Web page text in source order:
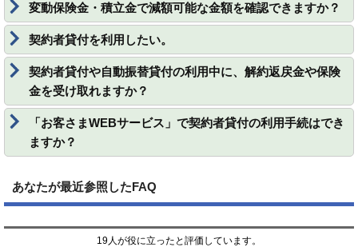
変動保険金・積立金で減額可能な金額を確認できますか？
契約者貸付を利用したい。
契約者貸付や自動振替貸付の利用中に、解約返戻金や保険
金を受け取れますか？
「お客さまWEBサービス」で契約者貸付の利用手続はでき
ますか？
あなたが最近参照したFAQ
19人が役に立ったと評価しています。